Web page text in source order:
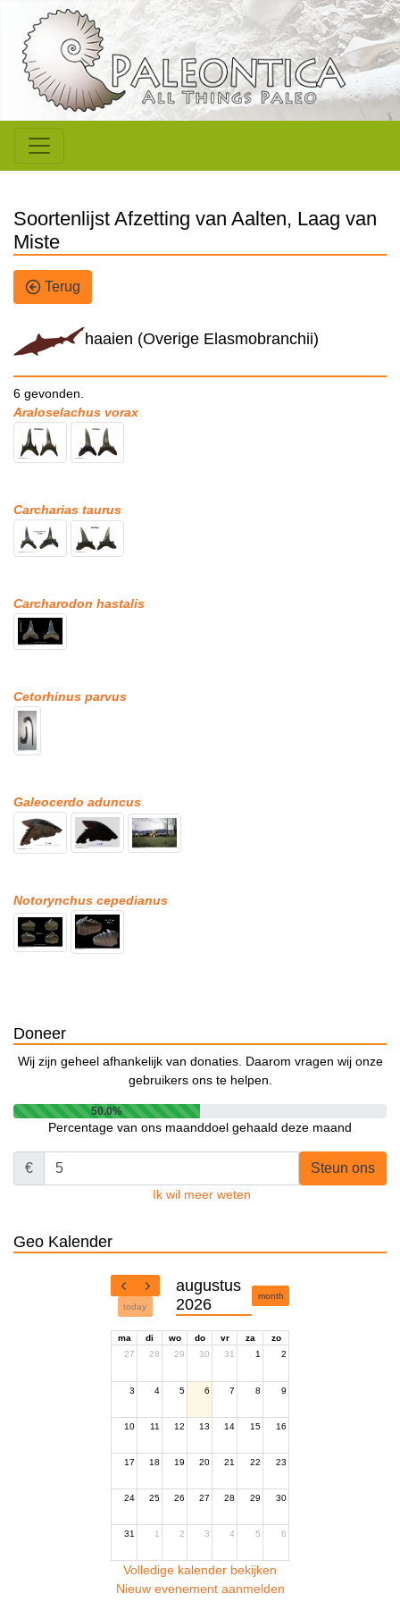
Soortenlijst Afzetting van Aalten, Laag van
Miste
Terug
haaien (Overige Elasmobranchii)
6 gevonden.
Araloselachus vorax
Carcharias taurus
Carcharodon hastalis
Cetorhinus parvus
Galeocerdo aduncus
Notorynchus cepedianus
Doneer
Wij zijn geheel afhankelijk van donaties. Daarom vragen wij onze
gebruikers ons te helpen.
50.0%
Percentage van ons maanddoel gehaald deze maand
€ Steun ons
Ik wil meer weten
Geo Kalender
today
augustus
2026
month
ma di wo do vr za
zo
27
28 29 30 31 1 2
3 4 5 6 7 8 9
10 11 12 13 14 15 16
17 18 19 20 21 22 23
24 25 26 27 28 29 30
31 1 2 3 4 5 6
Volledige kalender bekijken
Nieuw evenement aanmelden